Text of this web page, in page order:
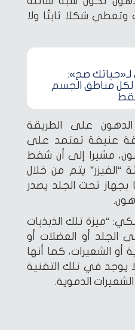
6 لـ8 سنوات وتعطي شكلا ثابتًا ولا
لـ«حياتك صح»:
لكل مناطق الجسم
على الطريقة
عنيفة تعتمد على
مشيرا إلى أن شفط
“الفيزر” يتم من خلال
بجهاز تحت الجلد يصدر
“ميزة تلك الذبذبات
الجلد أو العضلات أو
أو الشعيرات، كما أنها
يوجد في تلك التقنية
الدموية.